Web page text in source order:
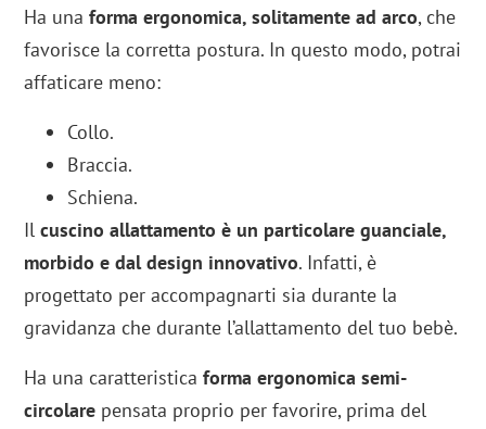
Ha una forma ergonomica, solitamente ad arco, che
favorisce la corretta postura. In questo modo, potrai
affaticare meno:
Collo.
Braccia.
Schiena.
Ilcuscino allattamento è un particolare guanciale,
morbido e dal design innovativo. Infatti, è
progettato per accompagnarti sia durante la
gravidanza che durante l’allattamento del tuo bebè.
Ha una caratteristicaforma ergonomica semi-
circolare pensata proprio per favorire, prima del